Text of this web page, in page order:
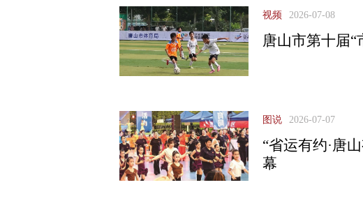
视频 2026-07-08
唐山市第十届“
图说 2026-07-07
“省运有约·唐
幕